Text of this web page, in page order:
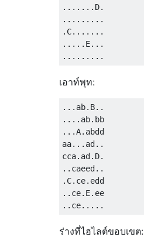
.......D.
.........
.C.......
.....E...
เอาท์พุท:
...ab.B..
....ab.bb
...A.abdd
aa...ad..
cca.ad.D.
..caeed..
.C.ce.edd
..ce.E.ee
ร่างที่ไฮไลต์ขอบเขต: